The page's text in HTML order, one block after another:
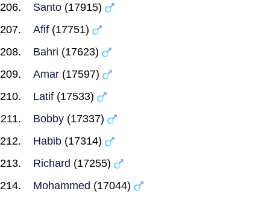
Santo (17915)
Afif (17751)
Bahri (17623)
Amar (17597)
Latif (17533)
Bobby (17337)
Habib (17314)
Richard (17255)
Mohammed (17044)